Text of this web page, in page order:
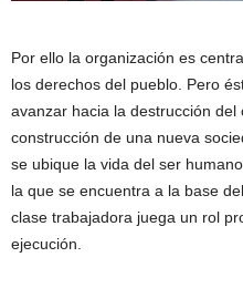
Por ello la organización es
los derechos del pueblo. Pero
avanzar hacia la destrucción
construcción de una nueva
se ubique la vida del ser
la que se encuentra a la base
clase trabajadora juega un rol
ejecución.